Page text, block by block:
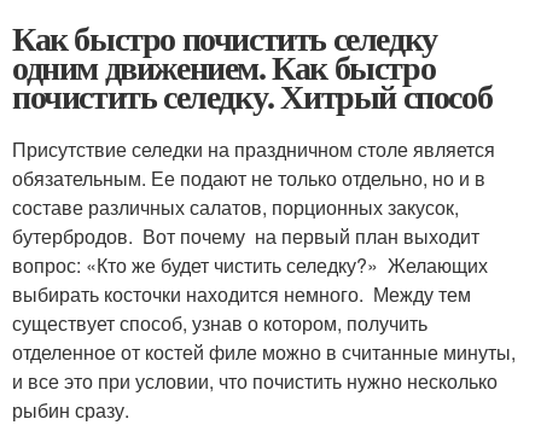
Как быстро почистить селедку
одним движением. Как быстро
почистить селедку. Хитрый способ
Присутствие селедки на праздничном столе является
обязательным. Ее подают не только отдельно, но и в
составе различных салатов, порционных закусок,
бутербродов. Вот почему на первый план выходит
вопрос: «Кто же будет чистить селедку?» Желающих
выбирать косточки находится немного. Между тем
существует способ, узнав о котором, получить
отделенное от костей филе можно в считанные минуты,
и все это при условии, что почистить нужно несколько
рыбин сразу.